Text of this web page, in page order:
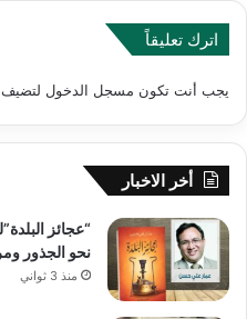
اترك تعليقاً
يجب أنت تكون مسجل الدخول لتضيف
أخر الاخبار
“عجائز
نحو الجذور
منذ 3 ثواني